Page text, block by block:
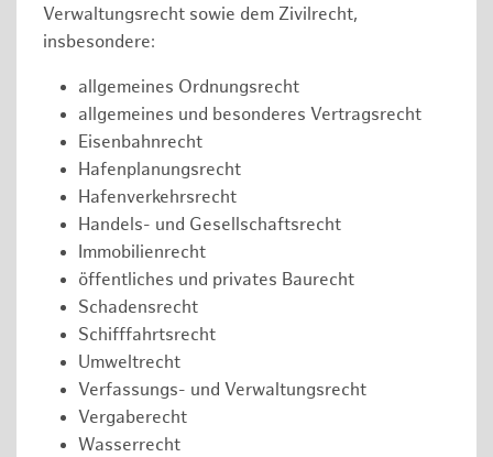
Verwaltungsrecht sowie dem Zivilrecht,
insbesondere:
allgemeines Ordnungsrecht
allgemeines und besonderes Vertragsrecht
Eisenbahnrecht
Hafenplanungsrecht
Hafenverkehrsrecht
Handels- und Gesellschaftsrecht
Immobilienrecht
öffentliches und privates Baurecht
Schadensrecht
Schifffahrtsrecht
Umweltrecht
Verfassungs- und Verwaltungsrecht
Vergaberecht
Wasserrecht